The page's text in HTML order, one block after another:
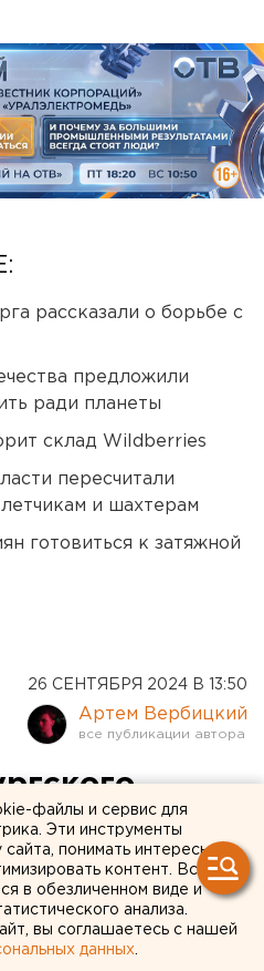
рассказали о борьбе с
предложили
ради планеты
склад Wildberries
пересчитали
и шахтерам
готовиться к затяжной
26 СЕНТЯБРЯ 2024 В 13:50
Артем Вербицкий
жалуется
лиц
файлы и сервис для
Эти инструменты
понимать интересы
контент. Вся
в обезличенном виде и
анализа.
вы соглашаетесь с нашей
данных